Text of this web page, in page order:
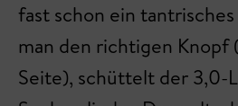
fast schon ein
man den richtigen Knopf
Seite), schüttelt der 3,0-